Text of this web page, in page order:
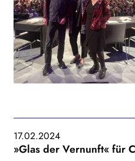
17.02.2024
»Glas der Vernunft« für